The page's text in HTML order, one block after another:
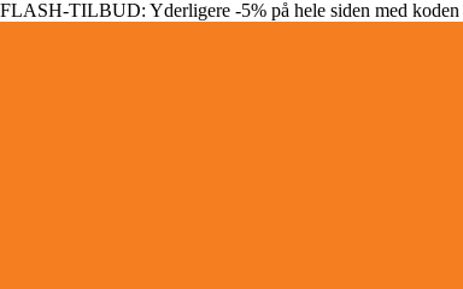
FLASH-TILBUD: Yderligere -5% på hele siden med koden